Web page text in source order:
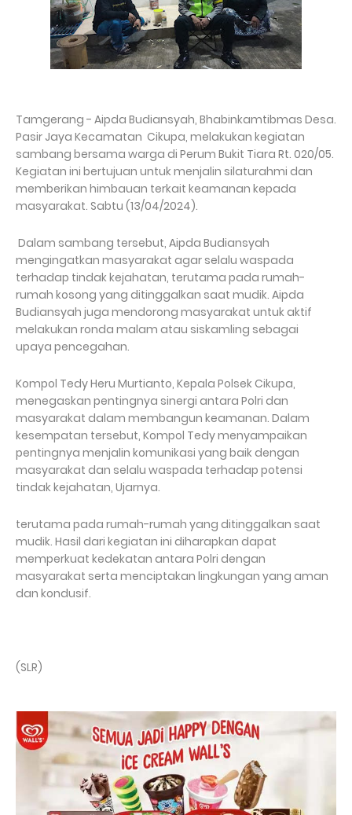
Tamgerang - Aipda Budiansyah, Bhabinkamtibmas Desa.
Pasir Jaya Kecamatan Cikupa, melakukan kegiatan
sambang bersama warga di Perum Bukit Tiara Rt. 020/05.
Kegiatan ini bertujuan untuk menjalin silaturahmi dan
memberikan himbauan terkait keamanan kepada
masyarakat. Sabtu (13/04/2024).
Dalam sambang tersebut, Aipda Budiansyah
mengingatkan masyarakat agar selalu waspada
terhadap tindak kejahatan, terutama pada rumah-
rumah kosong yang ditinggalkan saat mudik. Aipda
Budiansyah juga mendorong masyarakat untuk aktif
melakukan ronda malam atau siskamling sebagai
upaya pencegahan.
Kompol Tedy Heru Murtianto, Kepala Polsek Cikupa,
menegaskan pentingnya sinergi antara Polri dan
masyarakat dalam membangun keamanan. Dalam
kesempatan tersebut, Kompol Tedy menyampaikan
pentingnya menjalin komunikasi yang baik dengan
masyarakat dan selalu waspada terhadap potensi
tindak kejahatan, Ujarnya.
terutama pada rumah-rumah yang ditinggalkan saat
mudik. Hasil dari kegiatan ini diharapkan dapat
memperkuat kedekatan antara Polri dengan
masyarakat serta menciptakan lingkungan yang aman
dan kondusif.
(SLR)